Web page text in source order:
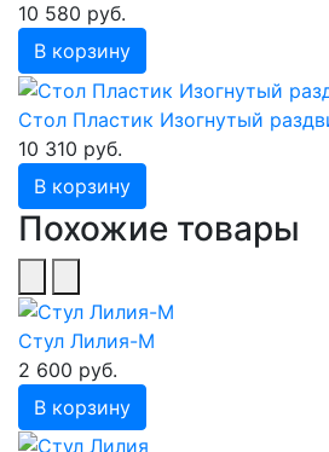
10 580 руб.
В корзину
Стол Пластик Изогнутый
10 310 руб.
В корзину
Похожие товары
Стул Лилия-М
2 600 руб.
В корзину